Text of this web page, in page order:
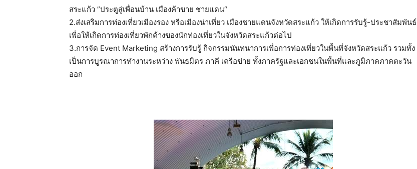
สระแก้ว ”ประตูสู่เพื่อนบ้าน เมืองค้าขาย ชายแดน“
2.ส่งเสริมการท่องเที่ยวเมืองรอง หรือเมืองน่าเที่ยว เมืองชายแดนจังหวัดสระแก้ว ให้เกิดการรับรู้-ประชาสัมพันธ์
เพื่อให้เกิดการท่องเที่ยวพักค้างของนักท่องเที่ยวในจังหวัดสระแก้วต่อไป
3.การจัด Event Marketing สร้างการรับรู้ กิจกรรมนันทนาการเพื่อการท่องเที่ยวในพื้นที่จังหวัดสระแก้ว รวมทั้ง
เป็นการบูรณาการทำงานระหว่าง พันธมิตร ภาคี เครือข่าย ทั้งภาครัฐและเอกชนในพื้นที่และภูมิภาคภาคตะวัน
ออก